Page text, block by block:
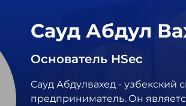
Сауд Абдул
Основатель HSec
Сауд Абдулвахед - узбекский
предприниматель. Он